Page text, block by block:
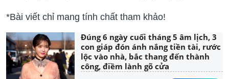
*Bài viết chỉ mang tính chất tham khảo!
Đúng 6 ngày cuối tháng 5 âm lịch, 3
con giáp đón ánh nắng tiền tài, rước
lộc vào nhà, bắc thang đến thành
công, điềm lành gõ cửa